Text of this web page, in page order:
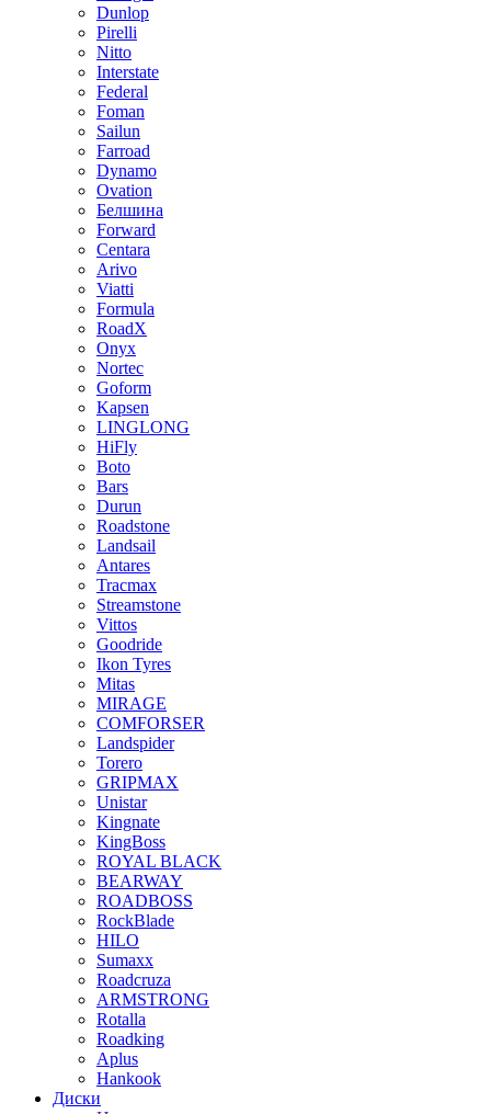
Dunlop
Pirelli
Nitto
Interstate
Federal
Foman
Sailun
Farroad
Dynamo
Ovation
Белшина
Forward
Centara
Arivo
Viatti
Formula
RoadX
Onyx
Nortec
Goform
Kapsen
LINGLONG
HiFly
Boto
Bars
Durun
Roadstone
Landsail
Antares
Tracmax
Streamstone
Vittos
Goodride
Ikon Tyres
Mitas
MIRAGE
COMFORSER
Landspider
Torero
GRIPMAX
Unistar
Kingnate
KingBoss
ROYAL BLACK
BEARWAY
ROADBOSS
RockBlade
HILO
Sumaxx
Roadcruza
ARMSTRONG
Rotalla
Roadking
Aplus
Hankook
Диски